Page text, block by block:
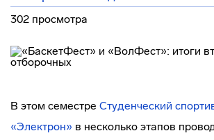
302 просмотра
В этом семестре Студенческий
«Электрон» в несколько этапов